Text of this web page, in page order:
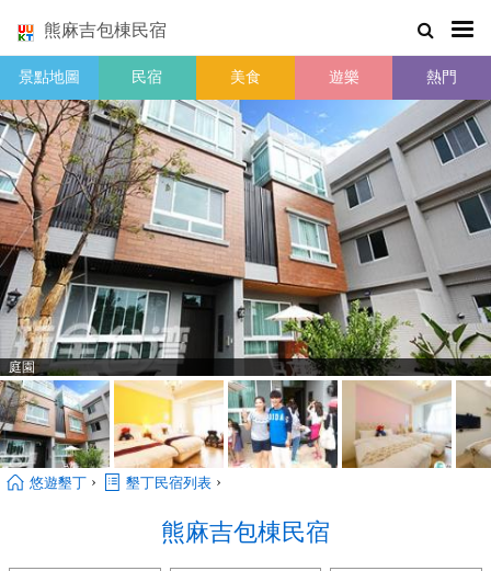
熊麻吉包棟民宿
景點地圖 民宿 美食 遊樂 熱門
庭園
悠遊墾丁 › 墾丁民宿列表 ›
熊麻吉包棟民宿